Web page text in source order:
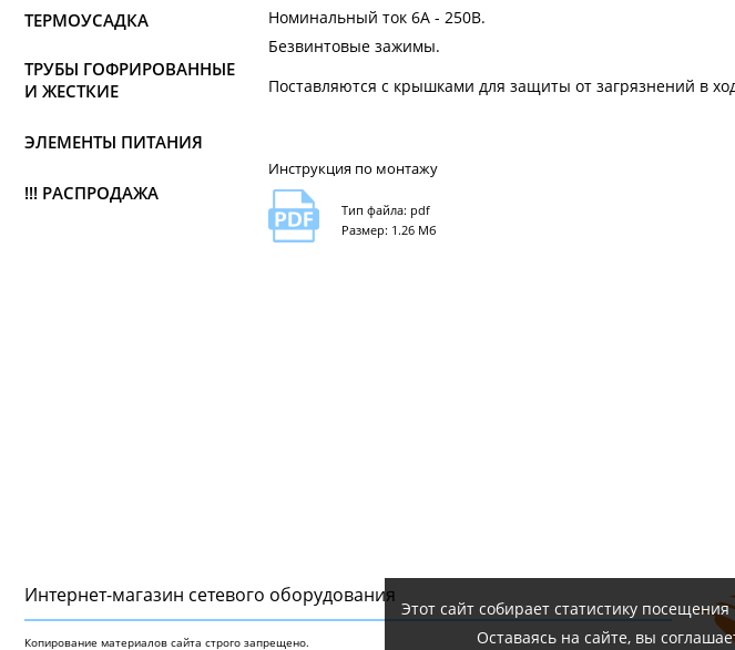
ТЕРМОУСАДКА
ТРУБЫ ГОФРИРОВАННЫЕ
И ЖЕСТКИЕ
ЭЛЕМЕНТЫ ПИТАНИЯ
!!! РАСПРОДАЖА
Номинальный ток 6А - 250В.
Безвинтовые зажимы.
Поставляются с крышками для защиты от загрязнений в
Инструкция по монтажу
Тип файла: pdf
Размер: 1.26 Мб
Интернет-магазин сетeвого оборудования
Копирование материалов сайта строго запрещено.
Этот сайт собирает статистику
Оставаясь на сайте, вы